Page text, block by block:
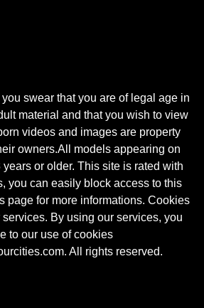
swear that you are of legal age in
material and that you wish to view
videos and images are property
owners.All models appearing on
or older. This site is rated with
you can easily block access to this
page for more informations. Cookies
By using our services, you
to our use of cookies
All rights reserved.